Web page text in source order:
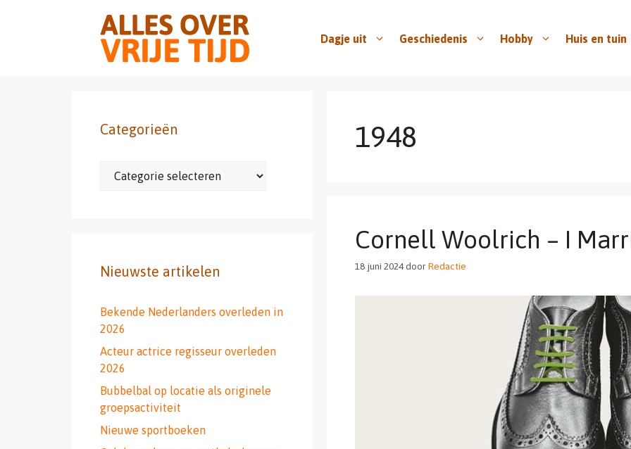
Dagje uit Geschiedenis Hobby Huis en tuin
1948
Cornell Woolrich – I
18 juni 2024doorRedactie
Categorieën
Categorieën
Nieuwste artikelen
Bekende Nederlanders overleden in
2026
Acteur actrice regisseur overleden
2026
Bubbelbal op locatie als originele
groepsactiviteit
Nieuwe sportboeken